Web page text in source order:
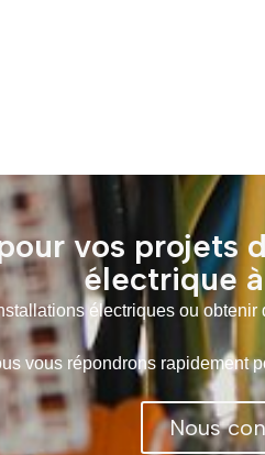
vos projets
électrique
électriques ou
vous répondrons rapidement
Nous